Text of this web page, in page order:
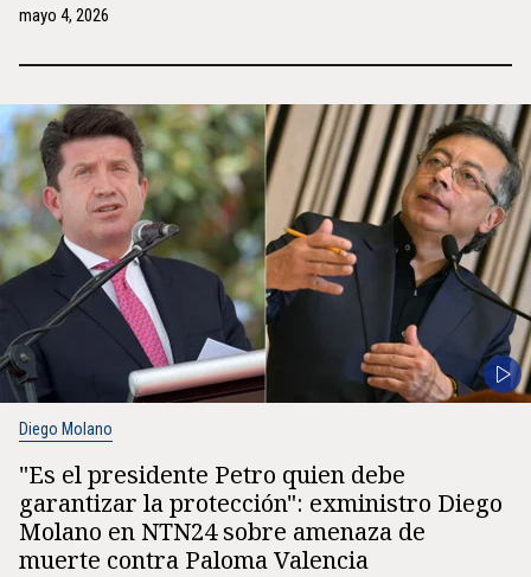
mayo 4, 2026
Diego Molano
"Es el presidente Petro quien debe
garantizar la protección": exministro Diego
Molano en NTN24 sobre amenaza de
muerte contra Paloma Valencia